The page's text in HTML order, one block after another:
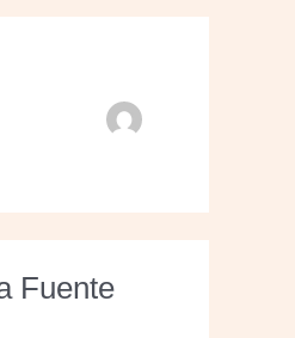
Fuente